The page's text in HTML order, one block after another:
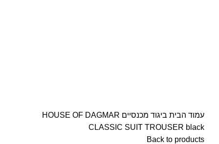
עמוד הבית ביגוד מכנסיים HOUSE OF DAGMAR
CLASSIC SUIT TROUSER black
Back to products